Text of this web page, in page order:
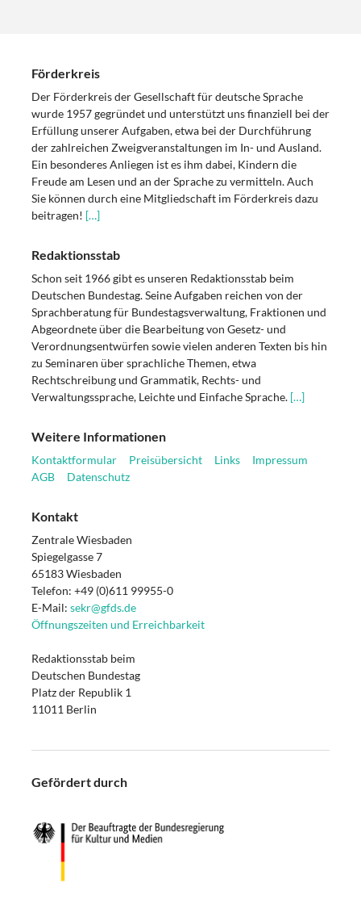
Förderkreis
Der Förderkreis der Gesellschaft für deutsche Sprache
wurde 1957 gegründet und unterstützt uns finanziell bei der
Erfüllung unserer Aufgaben, etwa bei der Durchführung
der zahlreichen Zweigveranstaltungen im In- und Ausland.
Ein besonderes Anliegen ist es ihm dabei, Kindern die
Freude am Lesen und an der Sprache zu vermitteln. Auch
Sie können durch eine Mitgliedschaft im Förderkreis dazu
beitragen! […]
Redaktionsstab
Schon seit 1966 gibt es unseren Redaktionsstab beim
Deutschen Bundestag. Seine Aufgaben reichen von der
Sprachberatung für Bundestagsverwaltung, Fraktionen und
Abgeordnete über die Bearbeitung von Gesetz- und
Verordnungsentwürfen sowie vielen anderen Texten bis hin
zu Seminaren über sprachliche Themen, etwa
Rechtschreibung und Grammatik, Rechts- und
Verwaltungssprache, Leichte und Einfache Sprache. […]
Weitere Informationen
Kontaktformular Preisübersicht Links
Impressum
AGB
Datenschutz
Kontakt
Zentrale Wiesbaden
Spiegelgasse 7
65183 Wiesbaden
Telefon: +49 (0)611 99955-0
E-Mail: sekr@gfds.de
Öffnungszeiten und Erreichbarkeit
Redaktionsstab beim
Deutschen Bundestag
Platz der Republik 1
11011 Berlin
Gefördert durch